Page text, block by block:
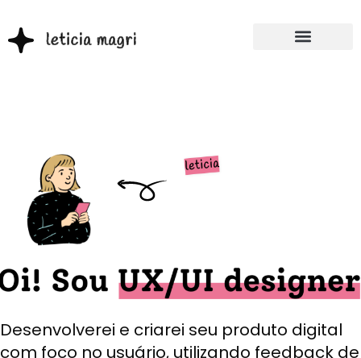
Desenvolverei e criarei seu produto digital
com foco no usuário, utilizando feedback de